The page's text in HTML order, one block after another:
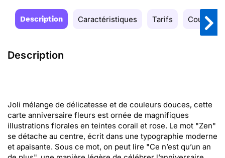
Description Caractéristiques Tarifs Couleurs
Description
Joli mélange de délicatesse et de couleurs douces, cette
carte anniversaire fleurs est ornée de magnifiques
illustrations florales en teintes corail et rose. Le mot "Zen"
se détache au centre, écrit dans une typographie moderne
et apaisante. Sous ce mot, on peut lire "Ce n’est qu’un an